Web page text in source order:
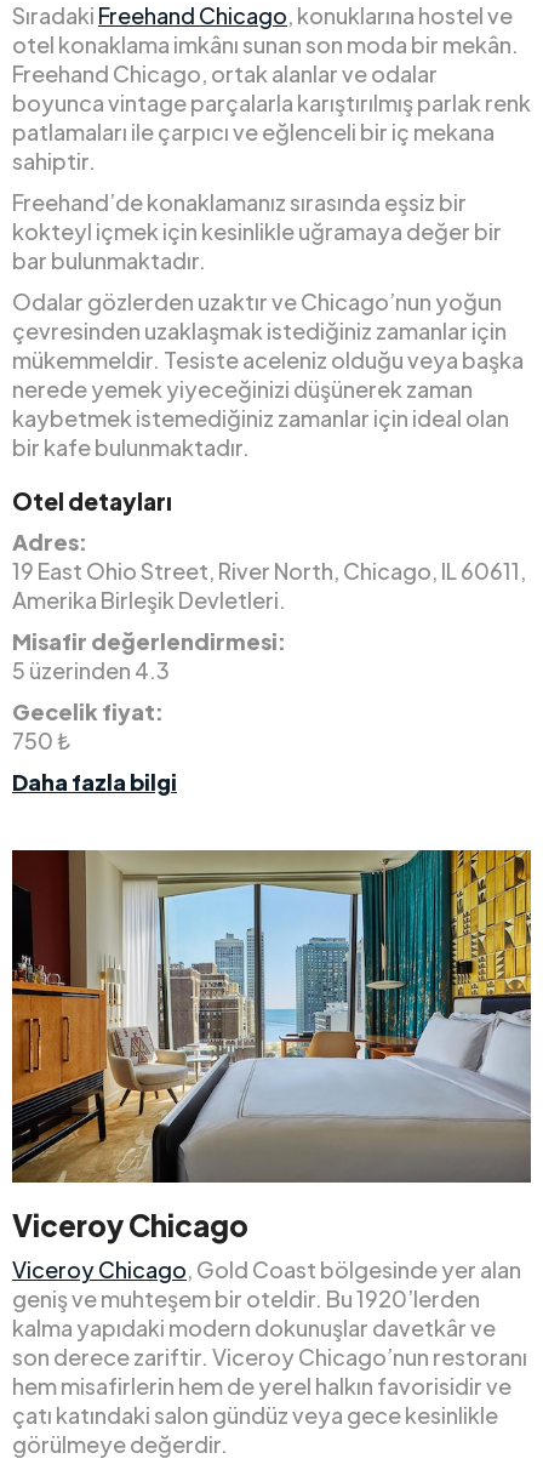
Sıradaki Freehand Chicago, konuklarına hostel ve
otel konaklama imkânı sunan son moda bir mekân.
Freehand Chicago, ortak alanlar ve odalar
boyunca vintage parçalarla karıştırılmış parlak renk
patlamaları ile çarpıcı ve eğlenceli bir iç mekana
sahiptir.
Freehand’de konaklamanız sırasında eşsiz bir
kokteyl içmek için kesinlikle uğramaya değer bir
bar bulunmaktadır.
Odalar gözlerden uzaktır ve Chicago’nun yoğun
çevresinden uzaklaşmak istediğiniz zamanlar için
mükemmeldir. Tesiste aceleniz olduğu veya başka
nerede yemek yiyeceğinizi düşünerek zaman
kaybetmek istemediğiniz zamanlar için ideal olan
bir kafe bulunmaktadır.
Otel detayları
Adres:
19 East Ohio Street, River North, Chicago, IL 60611,
Amerika Birleşik Devletleri.
Misafir değerlendirmesi:
5 üzerinden 4.3
Gecelik fiyat:
750 ₺
Daha fazla bilgi
Viceroy Chicago
Viceroy Chicago, Gold Coast bölgesinde yer alan
geniş ve muhteşem bir oteldir. Bu 1920’lerden
kalma yapıdaki modern dokunuşlar davetkâr ve
son derece zariftir. Viceroy Chicago’nun restoranı
hem misafirlerin hem de yerel halkın favorisidir ve
çatı katındaki salon gündüz veya gece kesinlikle
görülmeye değerdir.